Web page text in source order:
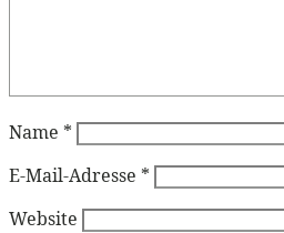
Name *
E-Mail-Adresse *
Website